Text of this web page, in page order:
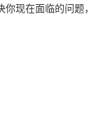
现在面临的问题，